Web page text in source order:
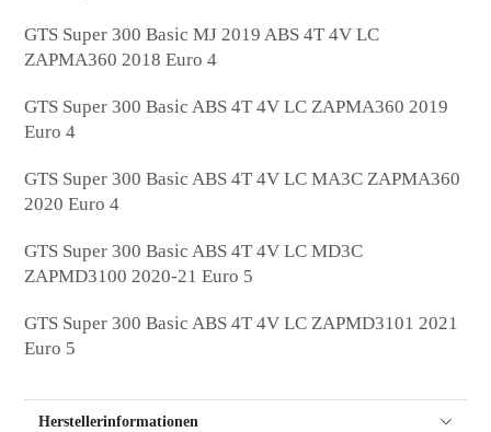
GTS Super 300 Basic MJ 2019 ABS 4T 4V LC
ZAPMA360 2018 Euro 4
GTS Super 300 Basic ABS 4T 4V LC ZAPMA360 2019
Euro 4
GTS Super 300 Basic ABS 4T 4V LC MA3C ZAPMA360
2020 Euro 4
GTS Super 300 Basic ABS 4T 4V LC MD3C
ZAPMD3100 2020-21 Euro 5
GTS Super 300 Basic ABS 4T 4V LC ZAPMD3101 2021
Euro 5
Herstellerinformationen